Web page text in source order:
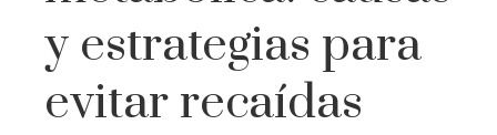
y estrategias para
evitar recaídas